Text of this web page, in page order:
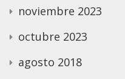
noviembre 2023
octubre 2023
agosto 2018